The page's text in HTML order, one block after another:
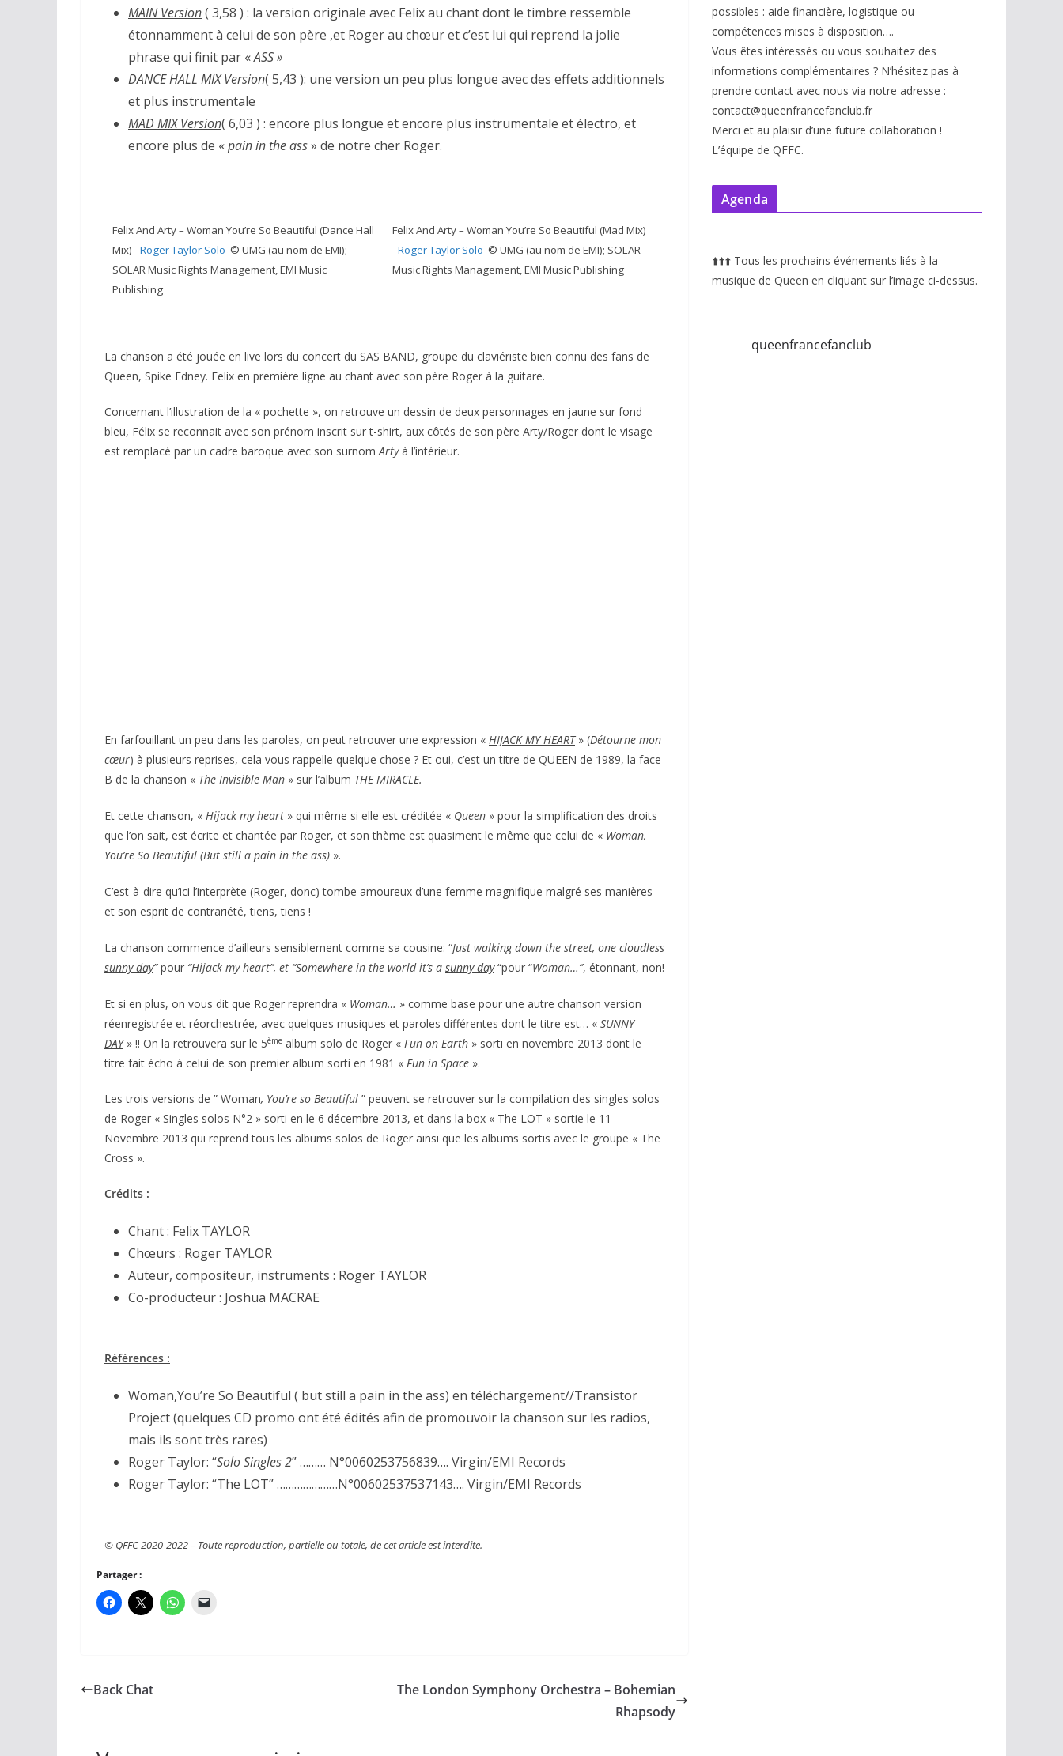
MAIN Version( 3,58 ) : la version originale avec Felix au chant dont le timbre ressemble
étonnamment à celui de son père ,et Roger au chœur et c’est lui qui reprend la jolie
phrase qui finit par «ASS »
DANCE HALL MIX Version( 5,43 ): une version un peu plus longue avec des effets additionnels
et plus instrumentale
MAD MIX Version( 6,03 ) : encore plus longue et encore plus instrumentale et électro, et
encore plus de «pain in the ass» de notre cher Roger.
Felix And Arty – Woman You’re So Beautiful (Dance Hall
Mix) –Roger Taylor Solo © UMG (au nom de EMI);
SOLAR Music Rights Management, EMI Music
Publishing
Felix And Arty – Woman You’re So Beautiful (Mad Mix)
–Roger Taylor Solo © UMG (au nom de EMI); SOLAR
Music Rights Management, EMI Music Publishing
La chanson a été jouée en live lors du concert du SAS BAND, groupe du claviériste bien connu des fans de
Queen, Spike Edney. Felix en première ligne au chant avec son père Roger à la guitare.
Concernant l’illustration de la « pochette », on retrouve un dessin de deux personnages en jaune sur fond
bleu, Félix se reconnait avec son prénom inscrit sur t-shirt, aux côtés de son père Arty/Roger dont le visage
est remplacé par un cadre baroque avec son surnomArtyà l’intérieur.
En farfouillant un peu dans les paroles, on peut retrouver une expression « HIJACK MY HEART» (Détourne mon
cœur) à plusieurs reprises, cela vous rappelle quelque chose ? Et oui, c’est un titre de QUEEN de 1989, la face
B de la chanson « The Invisible Man » sur l’album THE MIRACLE.
Et cette chanson, « Hijack my heart » qui même si elle est créditée « Queen » pour la simplification des droits
que l’on sait, est écrite et chantée par Roger, et son thème est quasiment le même que celui de « Woman,
You’re So Beautiful (But still a pain in the ass) ».
C’est-à-dire qu’ici l’interprète (Roger, donc) tombe amoureux d’une femme magnifique malgré ses manières
et son esprit de contrariété, tiens, tiens !
La chanson commence d’ailleurs sensiblement comme sa cousine: “Just walking down the street, one cloudless
sunny day”pour “Hijack my heart”, et “Somewhere in the world it’s a sunny day“pour “Woman…”, étonnant, non!
Et si en plus, on vous dit que Roger reprendra « Woman… » comme base pour une autre chanson version
réenregistrée et réorchestrée, avec quelques musiques et paroles différentes dont le titre est… « SUNNY
DAY» !! On la retrouvera sur le 5ème album solo de Roger « Fun on Earth » sorti en novembre 2013 dont le
titre fait écho à celui de son premier album sorti en 1981 « Fun in Space ».
Les trois versions de ” Woman, You’re so Beautiful ” peuvent se retrouver sur la compilation des singles solos
de Roger « Singles solos N°2 » sorti en le 6 décembre 2013, et dans la box « The LOT » sortie le 11
Novembre 2013 qui reprend tous les albums solos de Roger ainsi que les albums sortis avec le groupe « The
Cross ».
Crédits :
Chant : Felix TAYLOR
Chœurs : Roger TAYLOR
Auteur, compositeur, instruments : Roger TAYLOR
Co-producteur : Joshua MACRAE
Références :
Woman,You’re So Beautiful ( but still a pain in the ass) en téléchargement//Transistor
Project (quelques CD promo ont été édités afin de promouvoir la chanson sur les radios,
mais ils sont très rares)
Roger Taylor: “Solo Singles 2” ……… N°0060253756839…. Virgin/EMI Records
Roger Taylor: “The LOT” …………………N°00602537537143…. Virgin/EMI Records
© QFFC 2020-2022 – Toute reproduction, partielle ou totale, de cet article est interdite.
Partager :
Back Chat
The London Symphony Orchestra – Bohemian
Rhapsody
possibles : aide financière, logistique ou
compétences mises à disposition….
Vous êtes intéressés ou vous souhaitez des
informations complémentaires ? N’hésitez pas à
prendre contact avec nous via notre adresse :
contact@queenfrancefanclub.fr
Merci et au plaisir d’une future collaboration !
L’équipe de QFFC.
Agenda
⬆️⬆️⬆️ Tous les prochains événements liés à la
musique de Queen en cliquant sur l’image ci-dessus.
queenfrancefanclub